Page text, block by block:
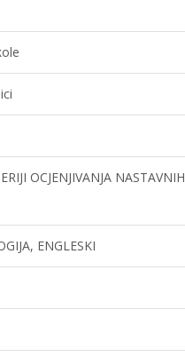
OCJENJIVANJA NASTAVNIH
ENGLESKI